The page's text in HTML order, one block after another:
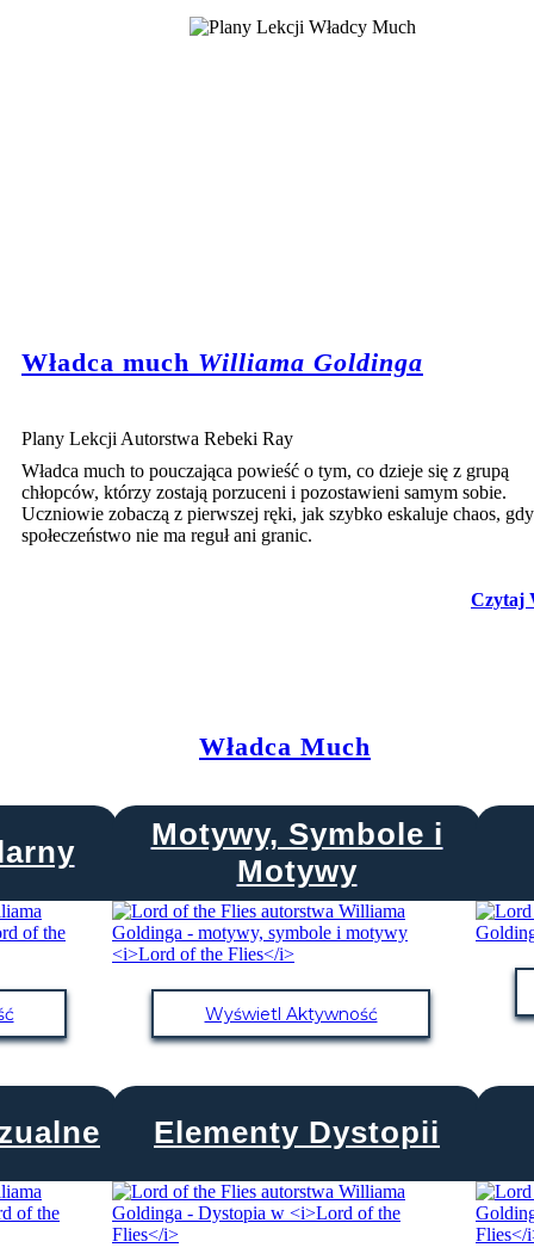
Władca much Williama Goldinga
Plany Lekcji Autorstwa Rebeki Ray
Władca much to pouczająca powieść o tym, co dzieje się z grupą
chłopców, którzy zostają porzuceni i pozostawieni samym sobie.
Uczniowie zobaczą z pierwszej ręki, jak szybko eskaluje chaos, gdy
społeczeństwo nie ma reguł ani granic.
Czytaj
Władca Much
Motywy, Symbole i
Motywy
Wyświetl Aktywność
Elementy Dystopii